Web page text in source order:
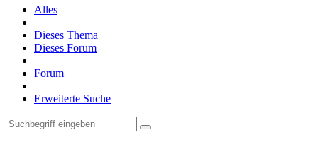
Alles
Dieses Thema
Dieses Forum
Forum
Erweiterte Suche